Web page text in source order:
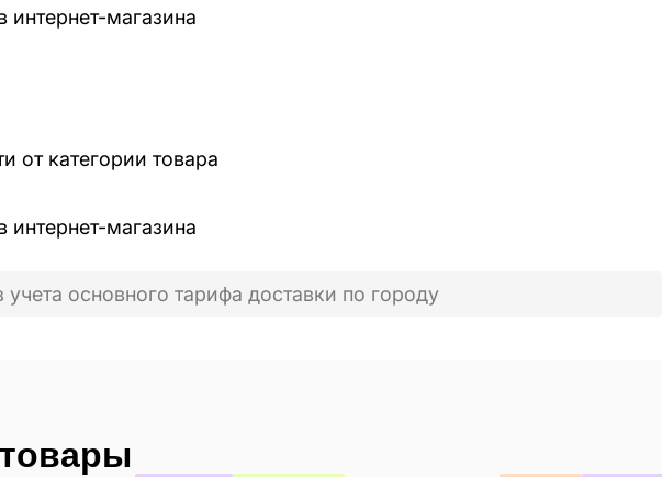
интернет-магазина
от категории товара
интернет-магазина
учета основного тарифа доставки по городу